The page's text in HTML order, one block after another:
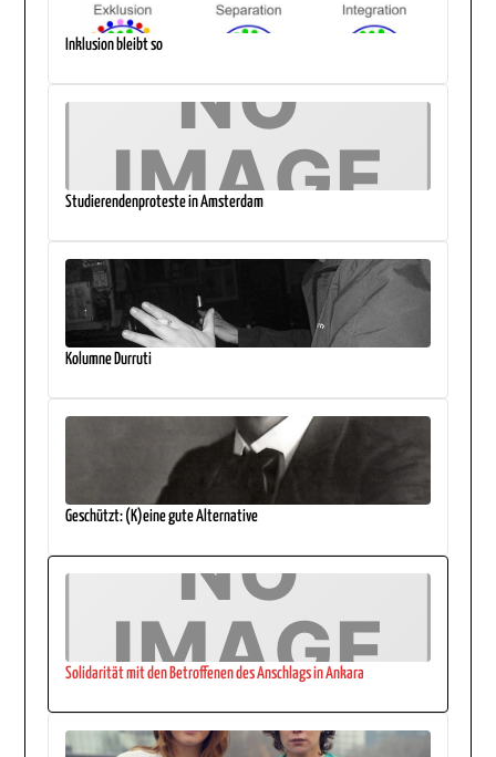
Inklusion bleibt so
Studierendenproteste in Amsterdam
Kolumne Durruti
Geschützt: (K)eine gute Alternative
Solidarität mit den Betroffenen des Anschlags in Ankara